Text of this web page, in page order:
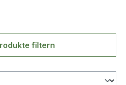
filtern